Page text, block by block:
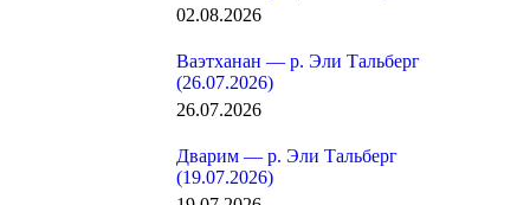
02.08.2026
Ваэтханан — р. Эли Тальберг
(26.07.2026)
26.07.2026
Дварим — р. Эли Тальберг
(19.07.2026)